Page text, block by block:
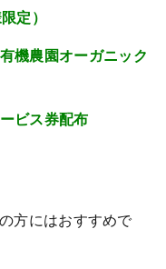
定）
機農園オーガニック
ビス券配布
方にはおすすめで